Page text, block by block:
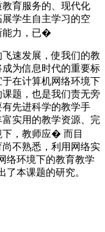
育服务的、现代化
学生自主学习的空
能力，已�
速发展，使我们的教
为信息时代的重要标
在计算机网络环境下
题，也是我们责无旁
先进科学的教学手
实用的教学资源、完
下，教师应� 而目
不熟悉，利用网络实
络环境下的教育教学
了本课题的研究。